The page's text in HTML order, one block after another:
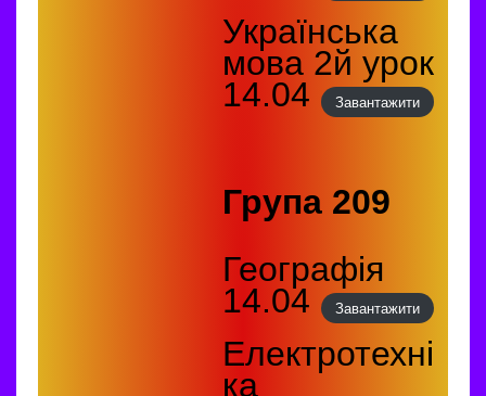
Українська
мова 2й урок
14.04
Завантажити
Група 209
Географія
14.04
Завантажити
Електротехні
ка